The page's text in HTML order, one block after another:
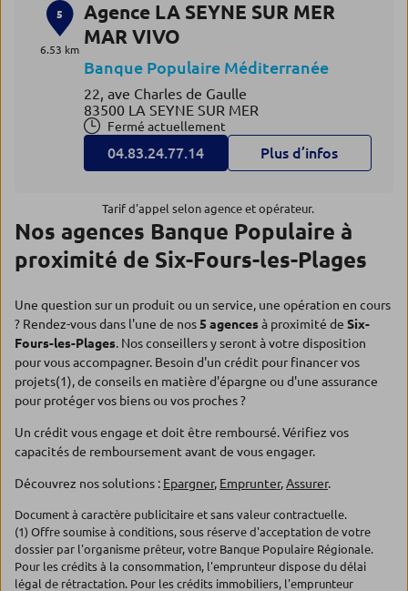
5
6.53 km
Agence LA SEYNE SUR MER
MAR VIVO
Banque Populaire Méditerranée
22, ave Charles de Gaulle
83500 LA SEYNE SUR MER
Fermé actuellement
04.83.24.77.14 Plus d’infos
Tarif d'appel selon agence et opérateur.
Nos agences Banque Populaire à
proximité de Six-Fours-les-Plages
Une question sur un produit ou un service, une opération en cours
? Rendez-vous dans l'une de nos5 agencesà proximité de Six-
Fours-les-Plages. Nos conseillers y seront à votre disposition
pour vous accompagner. Besoin d'un crédit pour financer vos
projets(1), de conseils en matière d'épargne ou d'une assurance
pour protéger vos biens ou vos proches ?
Un crédit vous engage et doit être remboursé. Vérifiez vos
capacités de remboursement avant de vous engager.
Découvrez nos solutions : Epargner, Emprunter,Assurer.
Document à caractère publicitaire et sans valeur contractuelle.
(1) Offre soumise à conditions, sous réserve d'acceptation de votre
dossier par l'organisme prêteur, votre Banque Populaire Régionale.
Pour les crédits à la consommation, l'emprunteur dispose du délai
légal de rétractation. Pour les crédits immobiliers, l'emprunteur